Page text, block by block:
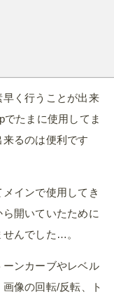
く行うことが出来
でたまに使用してま
るのは便利です
インで使用してき
開いていたために
んでした…。
ンカーブやレベル
像の回転/反転、ト